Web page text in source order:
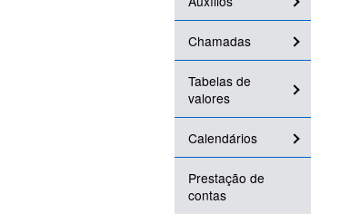
Chamadas
Tabelas de
valores
Calendários
Prestação de
contas